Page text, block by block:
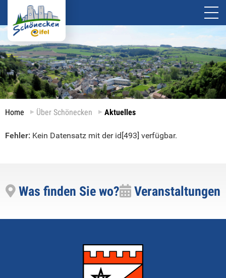
Home Über Schönecken Aktuelles
Fehler: Kein Datensatz mit der id[493] verfügbar.
Was finden Sie wo? Veranstaltungen